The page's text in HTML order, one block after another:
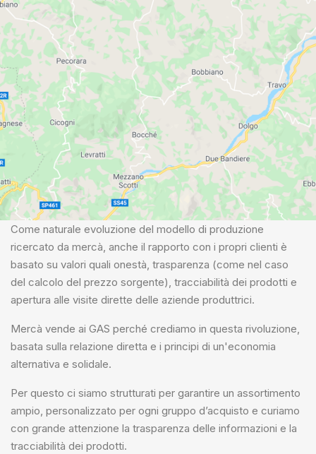
Come naturale evoluzione del modello di produzione
ricercato da mercà, anche il rapporto con i propri clienti è
basato su valori quali onestà, trasparenza (come nel caso
del calcolo del prezzo sorgente), tracciabilità dei prodotti e
apertura alle visite dirette delle aziende produttrici.
Mercà vende ai GAS perché crediamo in questa rivoluzione,
basata sulla relazione diretta e i principi di un'economia
alternativa e solidale.
Per questo ci siamo strutturati per garantire un assortimento
ampio, personalizzato per ogni gruppo d’acquisto e curiamo
con grande attenzione la trasparenza delle informazioni e la
tracciabilità dei prodotti.